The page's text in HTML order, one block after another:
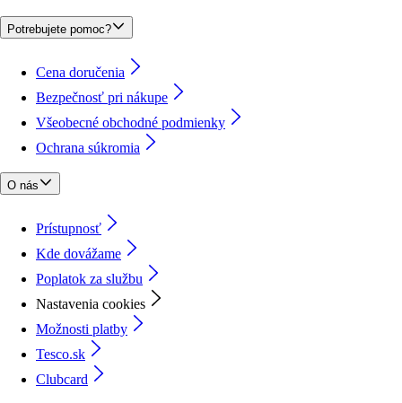
Potrebujete pomoc?
Cena doručenia
Bezpečnosť pri nákupe
Všeobecné obchodné podmienky
Ochrana súkromia
O nás
Prístupnosť
Kde dovážame
Poplatok za službu
Nastavenia cookies
Možnosti platby
Tesco.sk
Clubcard